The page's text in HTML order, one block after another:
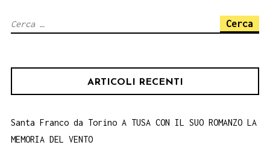
Ricerca
ARTICOLI RECENTI
Santa Franco da Torino A TUSA CON IL SUO ROMANZO LA
MEMORIA DEL VENTO